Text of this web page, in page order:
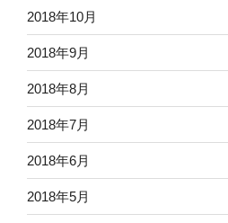
2018年10月
2018年9月
2018年8月
2018年7月
2018年6月
2018年5月